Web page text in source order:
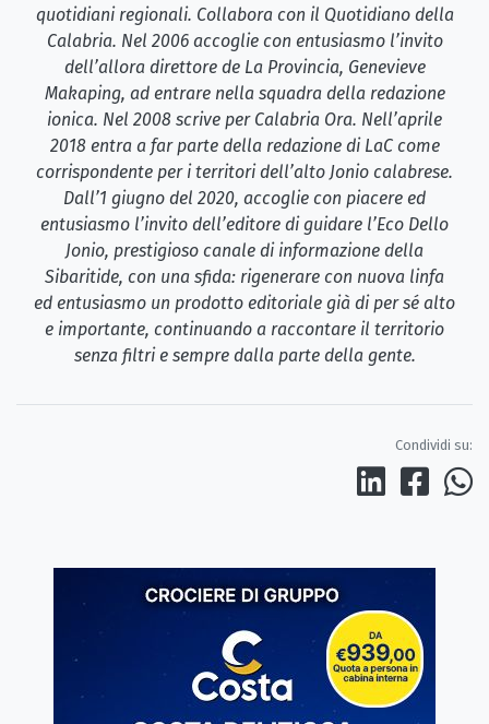
quotidiani regionali. Collabora con il Quotidiano della
Calabria. Nel 2006 accoglie con entusiasmo l’invito
dell’allora direttore de La Provincia, Genevieve
Makaping, ad entrare nella squadra della redazione
ionica. Nel 2008 scrive per Calabria Ora. Nell’aprile
2018 entra a far parte della redazione di LaC come
corrispondente per i territori dell’alto Jonio calabrese.
Dall’1 giugno del 2020, accoglie con piacere ed
entusiasmo l’invito dell’editore di guidare l’Eco Dello
Jonio, prestigioso canale di informazione della
Sibaritide, con una sfida: rigenerare con nuova linfa
ed entusiasmo un prodotto editoriale già di per sé alto
e importante, continuando a raccontare il territorio
senza filtri e sempre dalla parte della gente.
Condividi su: